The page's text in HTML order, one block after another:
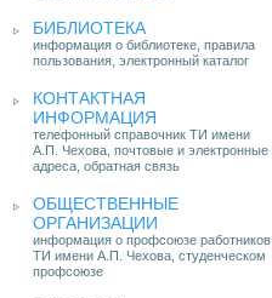
БИБЛИОТЕКА
информация о библиотеке, правила
пользования, электронный каталог
КОНТАКТНАЯ
ИНФОРМАЦИЯ
телефонный справочник ТИ имени
А.П. Чехова, почтовые и электронные
адреса, обратная связь
ОБЩЕСТВЕННЫЕ
ОРГАНИЗАЦИИ
информация о профсоюзе работников
ТИ имени А.П. Чехова, студенческом
профсоюзе